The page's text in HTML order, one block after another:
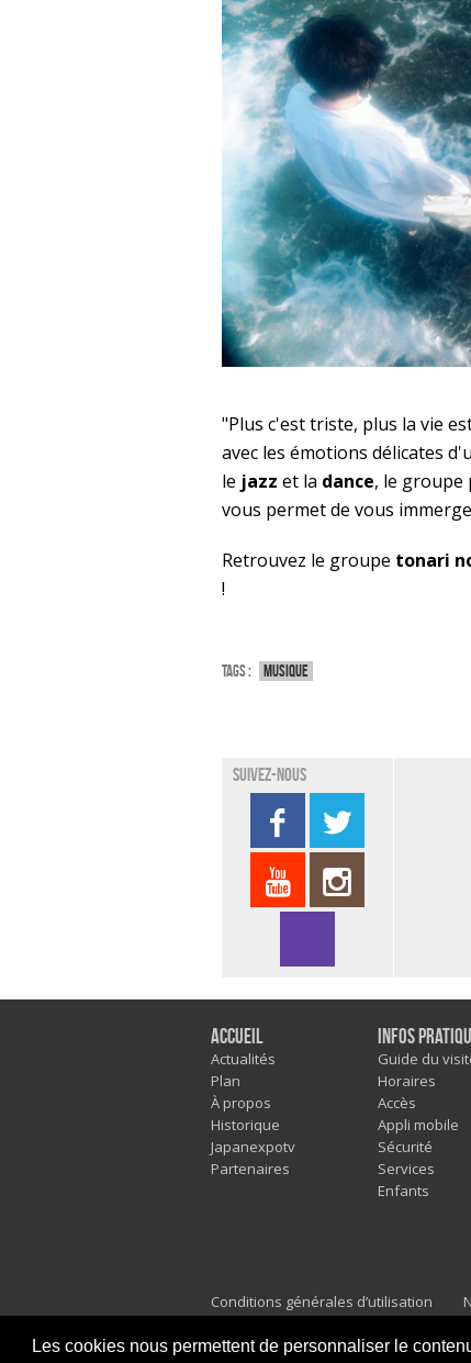
Les cookies nous permettent de personnaliser le
"Plus c'est triste, plus la vie
avec les émotions délicates
le jazz et la dance, le groupe
vous permet de vous
Retrouvez le groupe tonari
!
Tags : Musique
Suivez-nous
Accueil
Actualités
Plan
À propos
Historique
Japanexpotv
Partenaires
Infos
Guide du
Horaires
Accès
Appli mobile
Sécurité
Services
Enfants
Conditions générales d’utilisation